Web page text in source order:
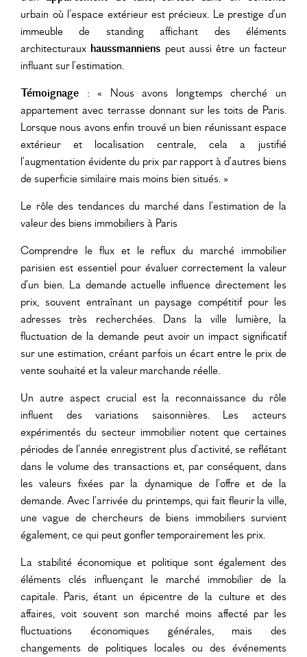
urbain où l’espace extérieur est précieux. Le prestige d’un
immeuble de standing affichant des éléments
architecturaux haussmanniens peut aussi être un facteur
influant sur l’estimation.
Témoignage : « Nous avons longtemps cherché un
appartement avec terrasse donnant sur les toits de Paris.
Lorsque nous avons enfin trouvé un bien réunissant espace
extérieur et localisation centrale, cela a justifié
l’augmentation évidente du prix par rapport à d’autres biens
de superficie similaire mais moins bien situés. »
Le rôle des tendances du marché dans l’estimation de la
valeur des biens immobiliers à Paris
Comprendre le flux et le reflux du marché immobilier
parisien est essentiel pour évaluer correctement la valeur
d’un bien. La demande actuelle influence directement les
prix, souvent entraînant un paysage compétitif pour les
adresses très recherchées. Dans la ville lumière, la
fluctuation de la demande peut avoir un impact significatif
sur une estimation, créant parfois un écart entre le prix de
vente souhaité et la valeur marchande réelle.
Un autre aspect crucial est la reconnaissance du rôle
influent des variations saisonnières. Les acteurs
expérimentés du secteur immobilier notent que certaines
périodes de l’année enregistrent plus d’activité, se reflétant
dans le volume des transactions et, par conséquent, dans
les valeurs fixées par la dynamique de l’offre et de la
demande. Avec l’arrivée du printemps, qui fait fleurir la ville,
une vague de chercheurs de biens immobiliers survient
également, ce qui peut gonfler temporairement les prix.
La stabilité économique et politique sont également des
éléments clés influençant le marché immobilier de la
capitale. Paris, étant un épicentre de la culture et des
affaires, voit souvent son marché moins affecté par les
fluctuations économiques générales, mais des
changements de politiques locales ou des événements